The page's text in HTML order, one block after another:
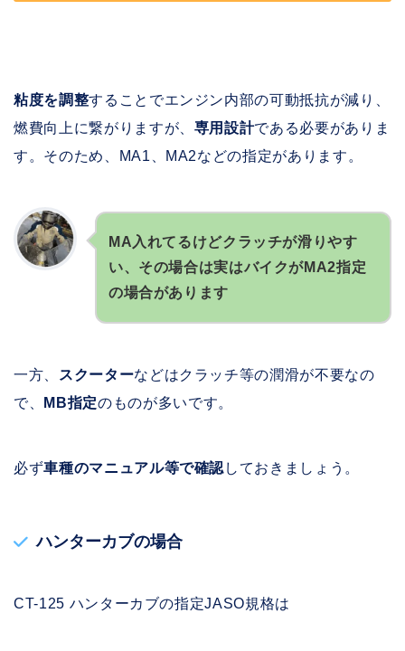
粘度を調整することでエンジン内部の可動抵抗が減り、
燃費向上に繋がりますが、 専用設計である必要がありま
す。そのため、MA1、MA2などの指定があります。
MA入れてるけどクラッチが滑りやす
い、その場合は実はバイクがMA2指定
の場合があります
一方、 スクーターなどはクラッチ等の潤滑が不要なの
で、 MB指定のものが多いです。
必ず車種のマニュアル等で確認 しておきましょう。
ハンターカブの場合
CT-125 ハンターカブの指定JASO規格は